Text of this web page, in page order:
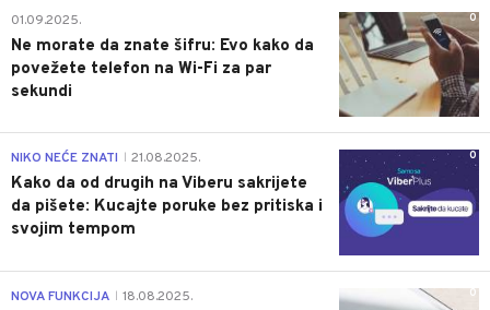
0
01.09.2025.
Ne morate da znate šifru: Evo kako da
povežete telefon na Wi-Fi za par
sekundi
0
NIKO NEĆE ZNATI 21.08.2025.
Kako da od drugih na Viberu sakrijete
da pišete: Kucajte poruke bez pritiska i
svojim tempom
0
NOVA FUNKCIJA 18.08.2025.